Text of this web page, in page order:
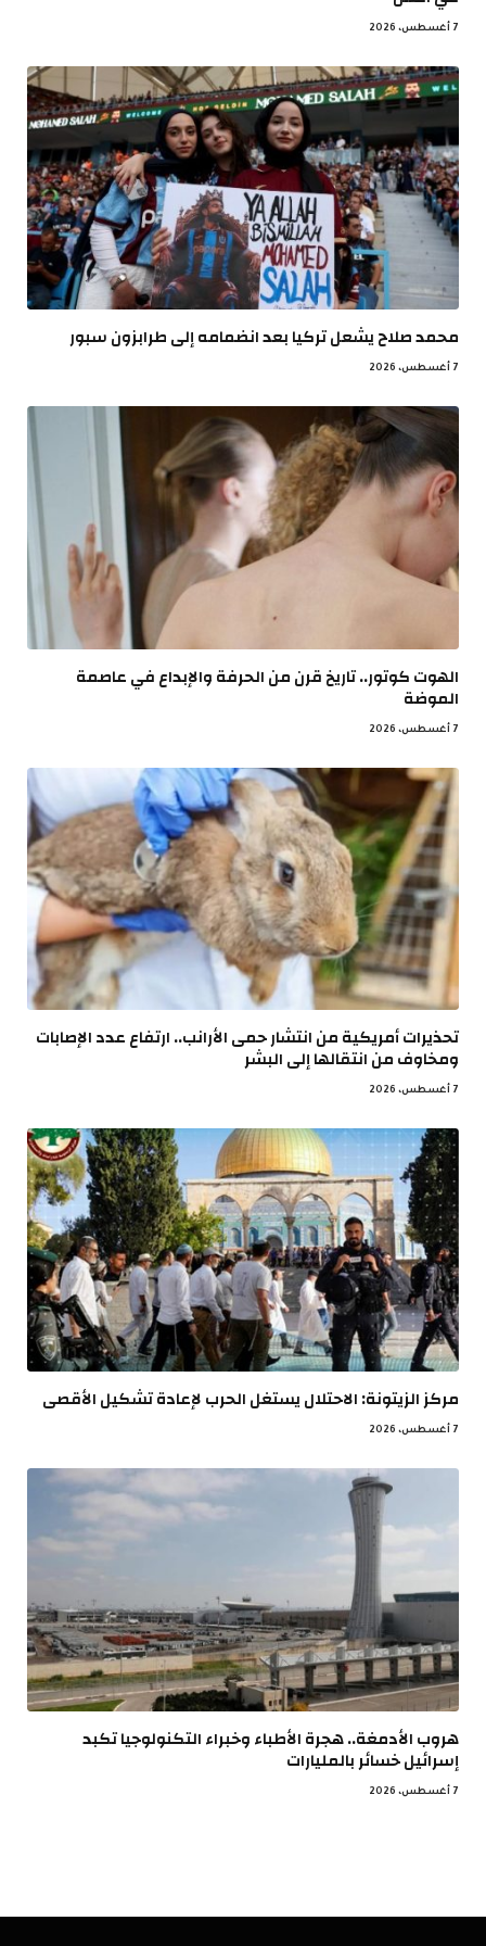
7 أغسطس، 2026
محمد صلاح يشعل تركيا بعد انضمامه إلى طرابزون سبور
7 أغسطس، 2026
الهوت كوتور.. تاريخ قرن من الحرفة والإبداع في عاصمة
الموضة
7 أغسطس، 2026
تحذيرات أمريكية من انتشار حمى الأرانب.. ارتفاع عدد الإصابات
ومخاوف من انتقالها إلى البشر
7 أغسطس، 2026
مركز الزيتونة: الاحتلال يستغل الحرب لإعادة تشكيل الأقصى
7 أغسطس، 2026
هروب الأدمغة.. هجرة الأطباء وخبراء التكنولوجيا تكبد
إسرائيل خسائر بالمليارات
7 أغسطس، 2026